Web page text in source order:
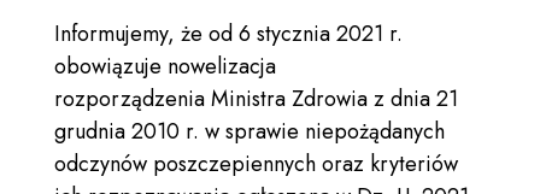
Informujemy, że od 6 stycznia 2021 r.
obowiązuje nowelizacja
rozporządzenia Ministra Zdrowia z dnia 21
grudnia 2010 r. w sprawie niepożądanych
odczynów poszczepiennych oraz kryteriów